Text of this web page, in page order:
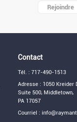
Rejoindre
Contact
Tél. : 717-490-1513
Adresse : 1050 Kreider
Suite 500, Middletown,
PA 17057
Courriel :